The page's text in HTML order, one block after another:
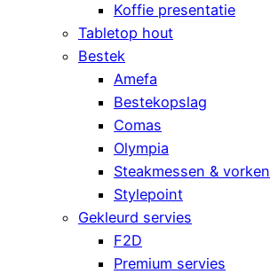
Koffie presentatie
Tabletop hout
Bestek
Amefa
Bestekopslag
Comas
Olympia
Steakmessen & vorken
Stylepoint
Gekleurd servies
F2D
Premium servies